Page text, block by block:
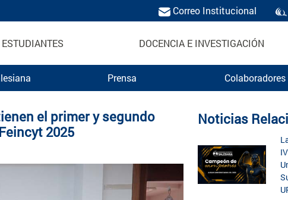
Correo Institucional
ESTUDIANTES DOCENCIA E INVESTIGACIÓN
Prensa Colaboradores
el primer y segundo
2025
Noticias